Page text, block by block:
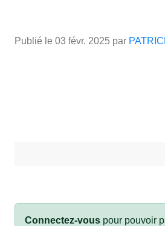
Publié le 03 févr. 2025 par
Connectez-vous pour pouvoir